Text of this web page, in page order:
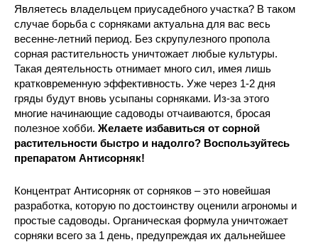
Являетесь владельцем приусадебного участка? В таком
случае борьба с сорняками актуальна для вас весь
весенне-летний период. Без скрупулезного пропола
сорная растительность уничтожает любые культуры.
Такая деятельность отнимает много сил, имея лишь
кратковременную эффективность. Уже через 1-2 дня
гряды будут вновь усыпаны сорняками. Из-за этого
многие начинающие садоводы отчаиваются, бросая
полезное хобби. Желаете избавиться от сорной
растительности быстро и надолго? Воспользуйтесь
препаратом Антисорняк!
Концентрат Антисорняк от сорняков – это новейшая
разработка, которую по достоинству оценили агрономы и
простые садоводы. Органическая формула уничтожает
сорняки всего за 1 день, предупреждая их дальнейшее